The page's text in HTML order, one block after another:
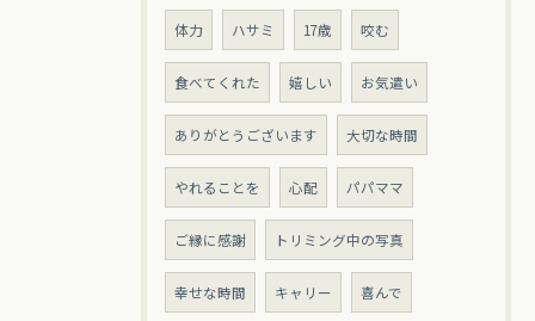
体力 ハサミ 17歳 咬む
食べてくれた 嬉しい お気遣い
ありがとうございます 大切な時間
やれることを 心配 パパママ
ご縁に感謝 トリミング中の写真
幸せな時間 キャリー 喜んで